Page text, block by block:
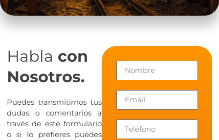
Habla con
Nosotros.
Puedes transmitirnos tus
dudas o comentarios a
través de este formulario
o si lo prefieres puedes